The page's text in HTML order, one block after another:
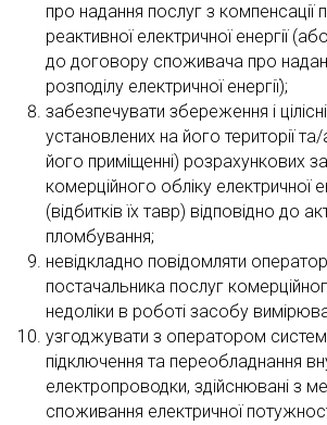
про надання послуг з компенсації
реактивної електричної енергії
до договору споживача про
розподілу електричної енергії);
забезпечувати збереження і
установлених на його території
його приміщенні) розрахункових
комерційного обліку електричної
(відбитків їх тавр) відповідно до
пломбування;
невідкладно повідомляти
постачальника послуг
недоліки в роботі засобу
узгоджувати з оператором
підключення та переобладнання
електропроводки, здійснювані з
споживання електричної